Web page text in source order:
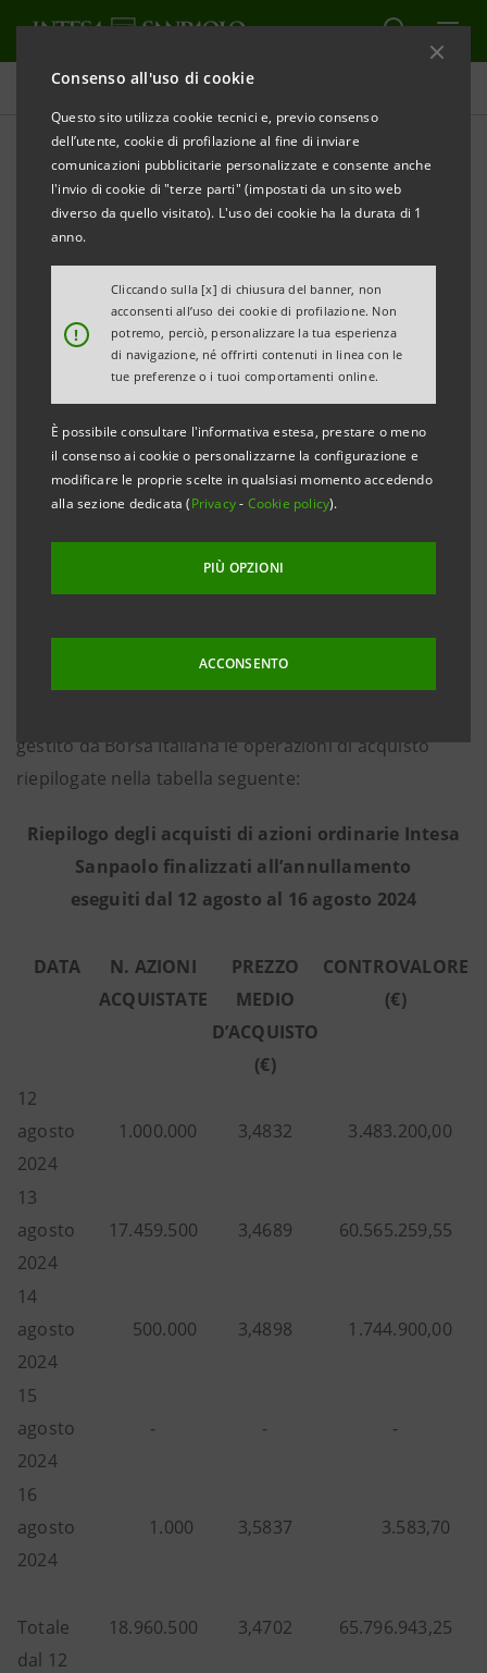
Consenso all'uso di cookie
Questo sito utilizza cookie tecnici e, previo consenso
dell’utente, cookie di profilazione al fine di inviare
comunicazioni pubblicitarie personalizzate e consente anche
l'invio di cookie di "terze parti" (impostati da un sito web
diverso da quello visitato). L'uso dei cookie ha la durata di 1
anno.
!
Cliccando sulla [x] di chiusura del banner, non
acconsenti all’uso dei cookie di profilazione. Non
potremo, perciò, personalizzare la tua esperienza
di navigazione, né offrirti contenuti in linea con le
tue preferenze o i tuoi comportamenti online.
È possibile consultare l'informativa estesa, prestare o meno
il consenso ai cookie o personalizzarne la configurazione e
modificare le proprie scelte in qualsiasi momento accedendo
alla sezione dedicata (Privacy- Cookie policy).
PIÙ OPZIONI
ACCONSENTO
Comunicati stampa
STAMPA AGGIORNA
INTESA SANPAOLO: ESECUZIONE DEL PROGRAMMA
DI ACQUISTO DI AZIONI PROPRIE FINALIZZATO
ALL’ANNULLAMENTO NEL PERIODO 12 AGOSTO - 16
AGOSTO 2024
Torino, Milano, 19 agosto 2024– Intesa Sanpaolo, in
relazione all’esecuzione del programma di acquisto di
azioni proprie finalizzato all’annullamento (
comunicato al mercato il 27 maggio 2024 e avviato il 3
giugno 2024, informa, ai sensi dell’art. 2 del
Regolamento Delegato UE 2016/1052 della
Commissione dell’ 8 marzo 2016, che nel periodo dal
12 agosto al 16 agosto 2024 - in base alle informazioni
gestito da Borsa Italiana le operazioni di acquisto
riepilogate nella tabella seguente:
Riepilogo degli acquisti di azioni ordinarie Intesa
Sanpaolo finalizzati all’annullamento
eseguiti dal 12 agosto al 16 agosto 2024
DATA
N. AZIONI
ACQUISTATE
PREZZO
MEDIO
D’ACQUISTO
(€)
CONTROVALORE
(€)
12
agosto
2024
1.000.000 3,4832 3.483.200,00
13
agosto
2024
17.459.500 3,4689 60.565.259,55
14
agosto
2024
500.000 3,4898 1.744.900,00
15
agosto
2024
- - -
16
agosto
2024
1.000 3,5837 3.583,70
Totale
dal 12
18.960.500 3,4702 65.796.943,25